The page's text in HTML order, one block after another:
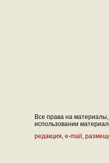
Все права на
использовании
редакция, e-mail ,